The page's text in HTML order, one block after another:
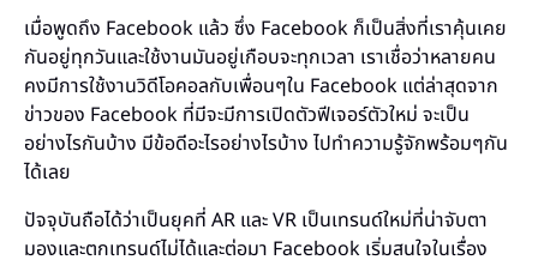
เมื่อพูดถึง Facebook แล้ว ซึ่ง Facebook ก็เป็นสิ่งที่เราคุ้นเคย
กันอยู่ทุกวันและใช้งานมันอยู่เกือบจะทุกเวลา เราเชื่อว่าหลายคน
คงมีการใช้งานวิดีโอคอลกับเพื่อนๆใน Facebook แต่ล่าสุดจาก
ข่าวของ Facebook ที่มีจะมีการเปิดตัวฟีเจอร์ตัวใหม่ จะเป็น
อย่างไรกันบ้าง มีข้อดีอะไรอย่างไรบ้าง ไปทำความรู้จักพร้อมๆกัน
ได้เลย
ปัจจุบันถือได้ว่าเป็นยุคที่ AR และ VR เป็นเทรนด์ใหม่ที่น่าจับตา
มองและตกเทรนด์ไม่ได้และต่อมา Facebook เริ่มสนใจในเรื่อง